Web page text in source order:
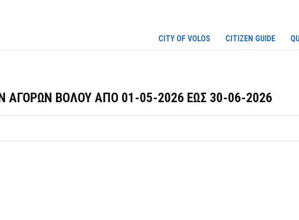
CITY OF VOLOS CITIZEN GUIDE
ΒΟΛΟΥ ΑΠΟ 01-05-2026 ΕΩΣ 30-06-2026